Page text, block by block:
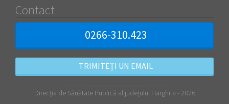
Contact
0266-310.423
TRIMITEȚI UN EMAIL
Direcția de Sănătate Publică al județului Harghita - 2026